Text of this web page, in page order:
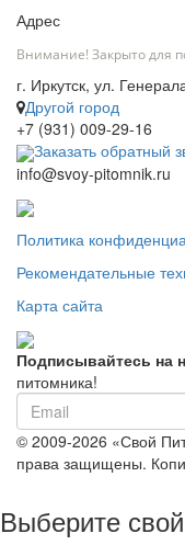
Адрес
Внимание! Закрыто для
г. Иркутск, ул.
Другой город
+7 (931) 009-29-16
Заказать обратный
info@svoy-pitomnik.ru
Политика
Рекомендательные
Карта сайта
Подписывайтесь на
питомника!
© 2009-2026 «Свой
права защищены.
Выберите